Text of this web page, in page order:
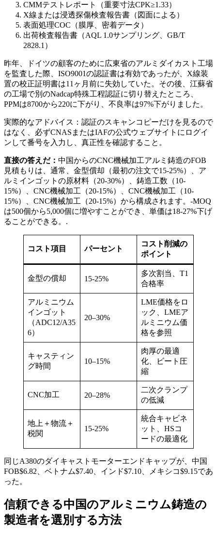
CMMテストレポート（重要寸法CPK≥1.33）
X線または浸透探傷検査報告書（図面による）
表面処理COC（膜厚、密着データ）
出荷検査報告書（AQL 1.0サンプリング、GB/T
2828.1）
昨年、ドイツの顧客のために広東省のアルミダイカスト工場
を監査した際、ISO9001の認証書は有効であったが、X線装
置の校正証明書は11ヶ月前に失効していた。その後、江蘇省
の工場で別のNadcap特殊工程認証に切り替えたところ、
PPMは8700から220に下がり、不良率は97%下がりました。
実際的なアドバイス：認証のスキャンコピーだけを見るので
はなく、必ずCNASまたはIAFの公式ウェブサイトにログイ
ンして番号を入力し、真正性を確認すること。
直接の答えだ： 中国からのCNC機械加工アルミ鋳造のFOB
見積もりは、通常、金型償却（最初の注文で15-25%）、ア
ルミインゴットの原材料（20-30%）、鋳造工数（10-
15%）、CNC機械加工（20-15%）、CNC機械加工（10-
15%）、CNC機械加工（20-15%）から構成されます。-MOQ
は500個から5,000個に増やすことができ、単価は18-27%下げ
ることができる。.
コスト項目 パーセント
コスト削減の
ポイント
金型の償却 15-25%
多次割当、T1
合格率
アルミニウム
インゴット
（ADC12/A35
6）
20–30%
LME価格をロ
ック、LMEア
ルミニウム価
格を参照
キャスティン
グ時間
10–15%
肉厚の最適
化、ビート圧
縮
CNC加工 20–28%
二次クランプ
の低減
地上＋物流＋
税関
15-25%
統合キャビネ
ット、HSコ
ードの最適化
同じA380のダイキャストモーターエンドキャップが、中国
FOB$6.82、ベトナム$7.40、インド$7.10、メキシコ$9.15であ
った。
信頼できる中国のアルミニウム鋳造の
製造者を選別する方法